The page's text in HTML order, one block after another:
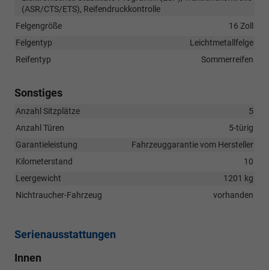
(ASR/CTS/ETS), Reifendruckkontrolle
Felgengröße
16 Zoll
Felgentyp
Leichtmetallfelge
Reifentyp
Sommerreifen
Sonstiges
Anzahl Sitzplätze
5
Anzahl Türen
5-türig
Garantieleistung
Fahrzeuggarantie vom Hersteller
Kilometerstand
10
Leergewicht
1201 kg
Nichtraucher-Fahrzeug
vorhanden
Serienausstattungen
Innen